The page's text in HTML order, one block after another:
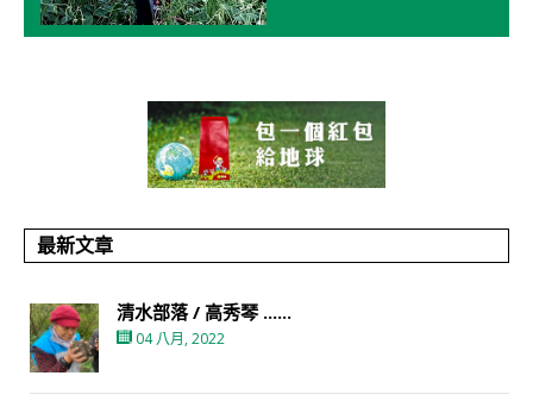
最新文章
清水部落 / 高秀琴 ......
04 八月, 2022